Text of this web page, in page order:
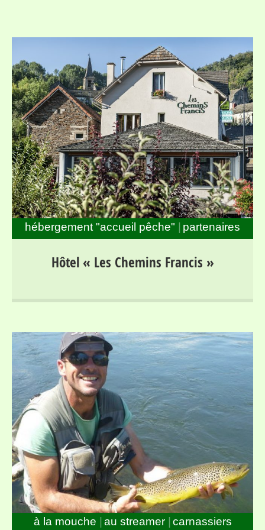
Séjours pour randonneurs et pêcheurs dans la haute
vallée du Lot, entre Mont Lozère et Margeride, au bord
hébergement "accueil pêche" partenaires
Hôtel « Les Chemins Francis »
à la mouche au streamer
carnassiers